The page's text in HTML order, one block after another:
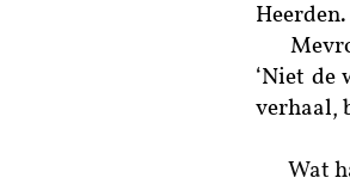
Heerden.
‘Niet de
verhaal,
Wat